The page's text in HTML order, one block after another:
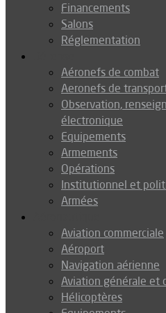
Financements
Salons
Réglementation
Aéronefs de combat
Aeronefs de
Observation,
électronique
Equipements
Armements
Opérations
Institutionnel et
Armées
Aviation commerciale
Aéroport
Navigation aérienne
Aviation générale et
Hélicoptères